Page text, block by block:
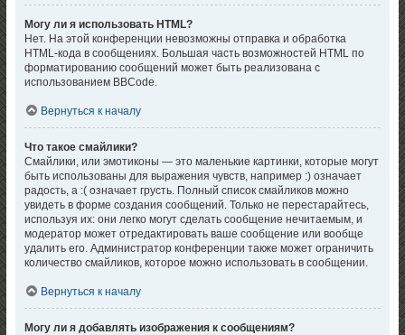
Могу ли я использовать HTML?
Нет. На этой конференции невозможны отправка и обработка
HTML-кода в сообщениях. Большая часть возможностей HTML по
форматированию сообщений может быть реализована с
использованием BBCode.
Вернуться к началу
Что такое смайлики?
Смайлики, или эмотиконы — это маленькие картинки, которые могут
быть использованы для выражения чувств, например :) означает
радость, а :( означает грусть. Полный список смайликов можно
увидеть в форме создания сообщений. Только не перестарайтесь,
используя их: они легко могут сделать сообщение нечитаемым, и
модератор может отредактировать ваше сообщение или вообще
удалить его. Администратор конференции также может ограничить
количество смайликов, которое можно использовать в сообщении.
Вернуться к началу
Могу ли я добавлять изображения к сообщениям?